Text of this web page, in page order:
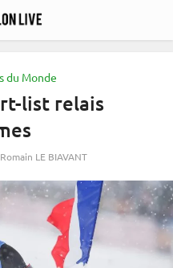
du Monde
list relais
Romain LE BIAVANT